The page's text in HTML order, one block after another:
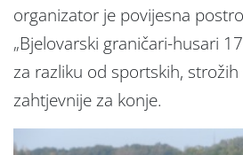
organizator je povijesna
„Bjelovarski graničari-husari
za razliku od sportskih,
zahtjevnije za konje.